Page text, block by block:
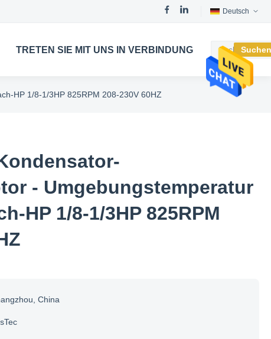
Deutsch
TRETEN SIE MIT UNS IN VERBINDUNG
HP 1/8-1/3HP 825RPM 208-230V 60HZ
- Umgebungstemperatur
HP 1/8-1/3HP 825RPM
China